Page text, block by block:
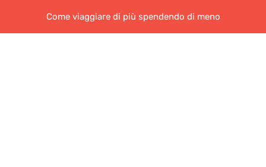
Come viaggiare di più spendendo di meno